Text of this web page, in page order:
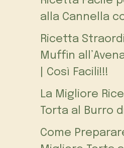
alla Cannella
Ricetta
Muffin
| Così Facili!!!
La Migliore
Torta al Burro
Come